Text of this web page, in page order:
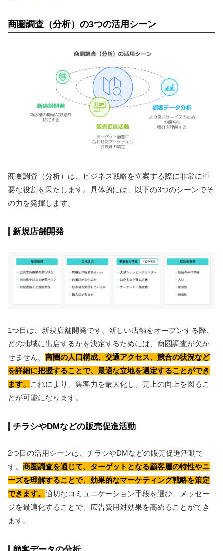
商圏調査（分析）の3つの活用シーン
商圏調査（分析）は、ビジネス戦略を立案する際に非常に重
要な役割を果たします。具体的には、以下の3つのシーンでそ
の力を発揮します。
新規店舗開発
1つ目は、新規店舗開発です。新しい店舗をオープンする際、
どの地域に出店するかを決定するためには、商圏調査が欠か
せません。 商圏の人口構成、交通アクセス、競合の状況など
を詳細に把握することで、最適な立地を選定することができ
ます。
これにより、集客力を最大化し、売上の向上を図るこ
とが可能になります。
チラシやDMなどの販売促進活動
2つ目の活用シーンは、チラシやDMなどの販売促進活動で
す。 商圏調査を通じて、ターゲットとなる顧客層の特性やニ
ーズを理解することで、効果的なマーケティング戦略を策定
できます。 適切なコミュニケーション手段を選び、メッセー
ジを最適化することで、広告費用対効果を高めることができ
ます。
顧客データの分析